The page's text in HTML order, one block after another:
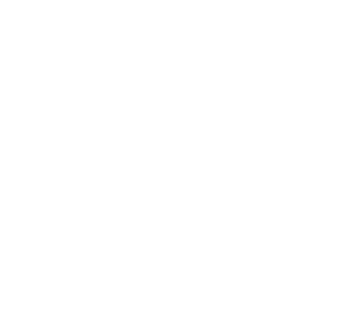
o tipo de chapa mais compatível